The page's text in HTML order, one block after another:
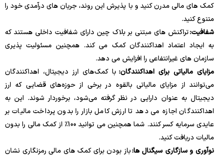
کمک های مالی مدرن کنید و با پذیرش این روند، جریان های درآمدی خود را
متنوع کنید.
شفافیت:تراکنش های مبتنی بر بلاک چین دارای شفافیت داخلی هستند که
به ایجاد اعتماد اهداکنندگان کمک می کند. همچنین مسئولیت پذیری
سازمان های غیرانتفاعی را افزایش می دهد.
مزایای مالیاتی برای اهداکنندگان: با کمک‌های ارز دیجیتال، اهداکنندگان
می‌توانند از مزایای مالیاتی بالقوه در برخی از حوزه‌های قضایی که ارز
دیجیتال به عنوان دارایی در نظر گرفته می‌شود، برخوردار شوند. این به
اهداکنندگان اجازه می دهد تا ارزش کامل بازار را بدون پرداخت مالیات بر
عایدی سرمایه کسر کنند. شما همچنین می توانید 100٪ از کمک مالی را بدون
مالیات دریافت کنید.
نوآوری و سازگاری سیگنال ها:باز بودن برای کمک های مالی رمزنگاری نشان